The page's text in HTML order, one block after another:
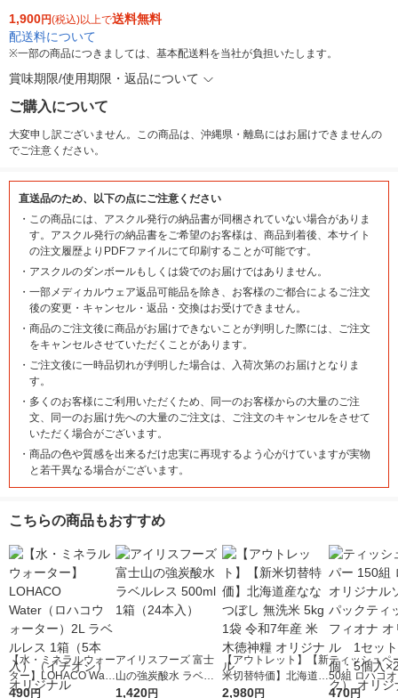
1,900円(税込)以上で送料無料
配送料について
※一部の商品につきましては、基本配送料を当社が負担いたします。
賞味期限/使用期限・返品について
ご購入について
大変申し訳ございません。この商品は、沖縄県・離島にはお届けできませんの
でご注意ください。
直送品のため、以下の点にご注意ください
・ この商品には、アスクル発行の納品書が同梱されていない場合がありま
す。アスクル発行の納品書をご希望のお客様は、商品到着後、本サイト
の注文履歴よりPDFファイルにて印刷することが可能です。
・ アスクルのダンボールもしくは袋でのお届けではありません。
・ 一部メディカルウェア返品可能品を除き、お客様のご都合によるご注文
後の変更・キャンセル・返品・交換はお受けできません。
・ 商品のご注文後に商品がお届けできないことが判明した際には、ご注文
をキャンセルさせていただくことがあります。
・ ご注文後に一時品切れが判明した場合は、入荷次第のお届けとなりま
す。
・ 多くのお客様にご利用いただくため、同一のお客様からの大量のご注
文、同一のお届け先への大量のご注文は、ご注文のキャンセルをさせて
いただく場合がございます。
・ 商品の色や質感を出来るだけ忠実に再現するよう心がけていますが実物
と若干異なる場合がございます。
こちらの商品もおすすめ
【水・ミネラルウォー
ター】LOHACO Wate
r（ロハコウォータ
490円
アイリスフーズ 富士
山の強炭酸水 ラベル
レス 500ml 1箱（24
1,420円
【アウトレット】【新
米切替特価】北海道産
ななつぼし 無洗米 5k
2,980円
ティッシュペ
50組 ロハコ
ルソフトパッ
470円